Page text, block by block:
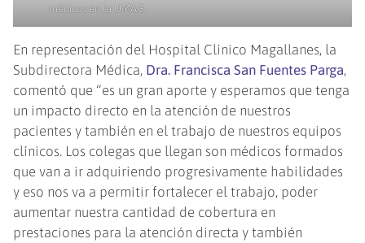
médicas en la UMAG.
En representación del Hospital Clínico Magallanes, la
Subdirectora Médica, Dra. Francisca San Fuentes Parga,
comentó que “es un gran aporte y esperamos que tenga
un impacto directo en la atención de nuestros
pacientes y también en el trabajo de nuestros equipos
clínicos. Los colegas que llegan son médicos formados
que van a ir adquiriendo progresivamente habilidades
y eso nos va a permitir fortalecer el trabajo, poder
aumentar nuestra cantidad de cobertura en
prestaciones para la atención directa y también